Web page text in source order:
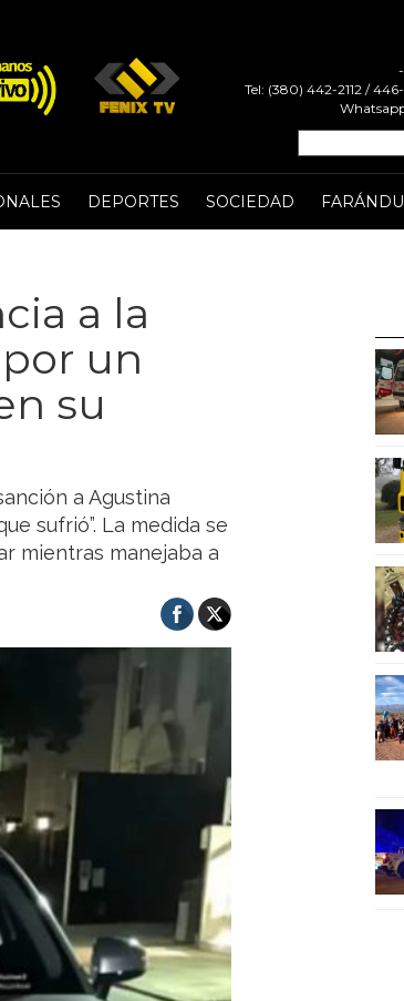
Tel: (380) 442-2112 /
DEPORTES SOCIEDAD
a la
un
su
a Agustina
sufrió”. La medida se
mientras manejaba a